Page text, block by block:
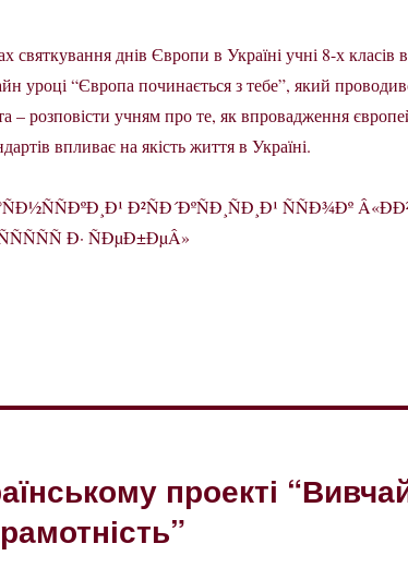
святкування днів Європи в Україні учні 8-х класів
уроці “Європа починається з тебе”, який
– розповісти учням про те, як впровадження
впливає на якість життя в Україні.
проекті